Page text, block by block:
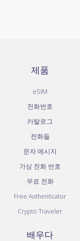
제품
eSIM
전화번호
카탈로그
전화들
문자 메시지
가상 전화 번호
무료 전화
Free Authenticator
Crypto Traveler
배우다